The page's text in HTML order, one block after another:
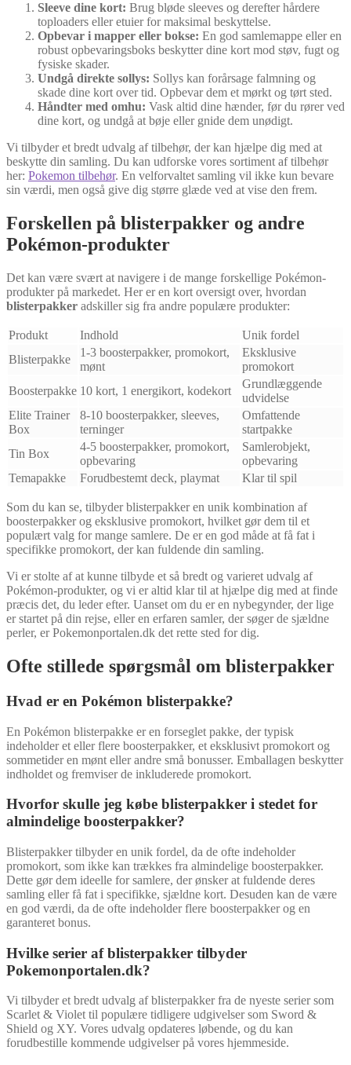
Sleeve dine kort: Brug bløde sleeves og derefter hårdere
toploaders eller etuier for maksimal beskyttelse.
Opbevar i mapper eller bokse: En god samlemappe eller en
robust opbevaringsboks beskytter dine kort mod støv, fugt og
fysiske skader.
Undgå direkte sollys: Sollys kan forårsage falmning og
skade dine kort over tid. Opbevar dem et mørkt og tørt sted.
Håndter med omhu: Vask altid dine hænder, før du rører ved
dine kort, og undgå at bøje eller gnide dem unødigt.
Vi tilbyder et bredt udvalg af tilbehør, der kan hjælpe dig med at
beskytte din samling. Du kan udforske vores sortiment af tilbehør
her: Pokemon tilbehør. En velforvaltet samling vil ikke kun bevare
sin værdi, men også give dig større glæde ved at vise den frem.
Forskellen på blisterpakker og andre
Pokémon-produkter
Det kan være svært at navigere i de mange forskellige Pokémon-
produkter på markedet. Her er en kort oversigt over, hvordan
blisterpakker adskiller sig fra andre populære produkter:
Produkt Indhold
Unik fordel
Blisterpakke
1-3 boosterpakker, promokort,
mønt
Eksklusive
promokort
Boosterpakke 10 kort, 1 energikort, kodekort
Grundlæggende
udvidelse
Elite Trainer
Box
8-10 boosterpakker, sleeves,
terninger
Omfattende
startpakke
Tin Box
4-5 boosterpakker, promokort,
opbevaring
Samlerobjekt,
opbevaring
Temapakke
Forudbestemt deck, playmat Klar til spil
Som du kan se, tilbyder blisterpakker en unik kombination af
boosterpakker og eksklusive promokort, hvilket gør dem til et
populært valg for mange samlere. De er en god måde at få fat i
specifikke promokort, der kan fuldende din samling.
Vi er stolte af at kunne tilbyde et så bredt og varieret udvalg af
Pokémon-produkter, og vi er altid klar til at hjælpe dig med at finde
præcis det, du leder efter. Uanset om du er en nybegynder, der lige
er startet på din rejse, eller en erfaren samler, der søger de sjældne
perler, er Pokemonportalen.dk det rette sted for dig.
Ofte stillede spørgsmål om blisterpakker
Hvad er en Pokémon blisterpakke?
En Pokémon blisterpakke er en forseglet pakke, der typisk
indeholder et eller flere boosterpakker, et eksklusivt promokort og
sommetider en mønt eller andre små bonusser. Emballagen beskytter
indholdet og fremviser de inkluderede promokort.
Hvorfor skulle jeg købe blisterpakker i stedet for
almindelige boosterpakker?
Blisterpakker tilbyder en unik fordel, da de ofte indeholder
promokort, som ikke kan trækkes fra almindelige boosterpakker.
Dette gør dem ideelle for samlere, der ønsker at fuldende deres
samling eller få fat i specifikke, sjældne kort. Desuden kan de være
en god værdi, da de ofte indeholder flere boosterpakker og en
garanteret bonus.
Hvilke serier af blisterpakker tilbyder
Pokemonportalen.dk?
Vi tilbyder et bredt udvalg af blisterpakker fra de nyeste serier som
Scarlet & Violet til populære tidligere udgivelser som Sword &
Shield og XY. Vores udvalg opdateres løbende, og du kan
forudbestille kommende udgivelser på vores hjemmeside.